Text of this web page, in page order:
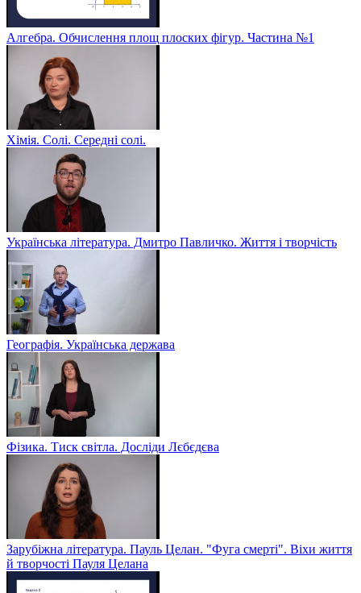
Алгебра. Обчислення площ плоских фігур. Частина №1
Хімія. Солі. Середні солі.
Українська література. Дмитро Павличко. Життя і творчість
Географія. Українська держава
Фізика. Тиск світла. Досліди Лєбєдєва
Зарубіжна література. Пауль Целан. "Фуга смерті". Віхи життя
й творчості Пауля Целана